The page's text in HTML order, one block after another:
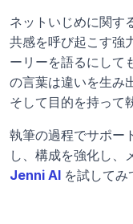
ネットいじめに関す
共感を呼び起こす強
ーリーを語るにして
の言葉は違いを生み
そして目的を持って
執筆の過程でサポー
し、構成を強化し、
Jenni AI を試してみ